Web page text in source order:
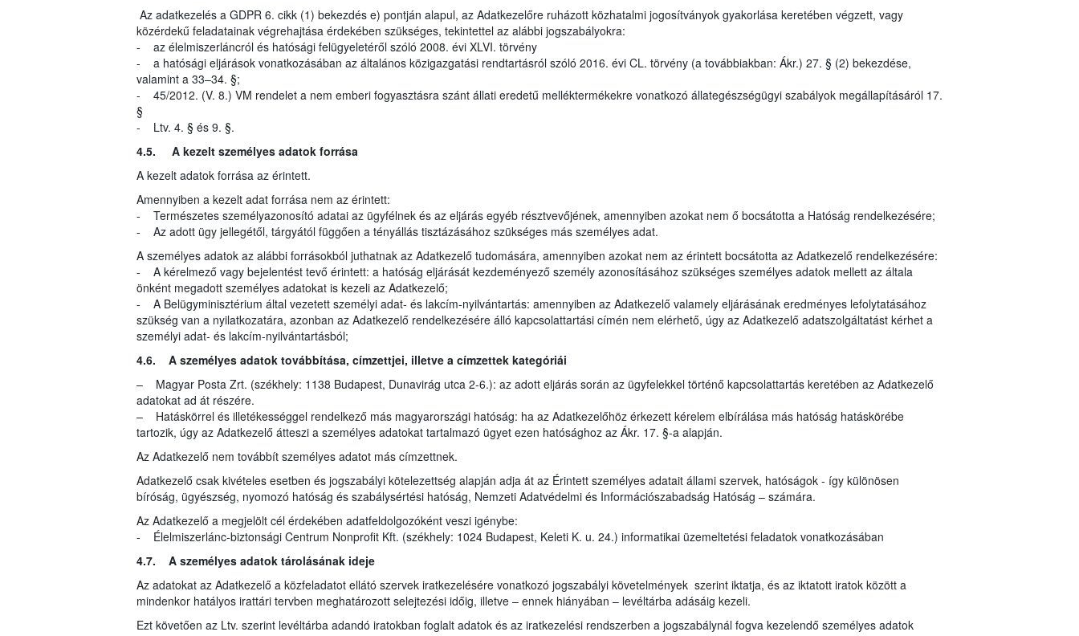
Az adatkezelés a GDPR 6. cikk (1) bekezdés e) pontján alapul, az Adatkezelőre ruházott közhatalmi jogosítványok gyakorlása keretében végzett, vagy
közérdekű feladatainak végrehajtása érdekében szükséges, tekintettel az alábbi jogszabályokra:
- az élelmiszerláncról és hatósági felügyeletéről szóló 2008. évi XLVI. törvény
- a hatósági eljárások vonatkozásában az általános közigazgatási rendtartásról szóló 2016. évi CL. törvény (a továbbiakban: Ákr.) 27. § (2) bekezdése,
valamint a 33–34. §;
- 45/2012. (V. 8.) VM rendelet a nem emberi fogyasztásra szánt állati eredetű melléktermékekre vonatkozó állategészségügyi szabályok megállapításáról 17.
§
- Ltv. 4. § és 9. §.
4.5. A kezelt személyes adatok forrása
A kezelt adatok forrása az érintett.
Amennyiben a kezelt adat forrása nem az érintett:
- Természetes személyazonosító adatai az ügyfélnek és az eljárás egyéb résztvevőjének, amennyiben azokat nem ő bocsátotta a Hatóság rendelkezésére;
- Az adott ügy jellegétől, tárgyától függően a tényállás tisztázásához szükséges más személyes adat.
A személyes adatok az alábbi forrásokból juthatnak az Adatkezelő tudomására, amennyiben azokat nem az érintett bocsátotta az Adatkezelő rendelkezésére:
- A kérelmező vagy bejelentést tevő érintett: a hatóság eljárását kezdeményező személy azonosításához szükséges személyes adatok mellett az általa
önként megadott személyes adatokat is kezeli az Adatkezelő;
- A Belügyminisztérium által vezetett személyi adat- és lakcím-nyilvántartás: amennyiben az Adatkezelő valamely eljárásának eredményes lefolytatásához
szükség van a nyilatkozatára, azonban az Adatkezelő rendelkezésére álló kapcsolattartási címén nem elérhető, úgy az Adatkezelő adatszolgáltatást kérhet a
személyi adat- és lakcím-nyilvántartásból;
4.6. A személyes adatok továbbítása, címzettjei, illetve a címzettek kategóriái
– Magyar Posta Zrt. (székhely: 1138 Budapest, Dunavirág utca 2-6.): az adott eljárás során az ügyfelekkel történő kapcsolattartás keretében az Adatkezelő
adatokat ad át részére.
– Hatáskörrel és illetékességgel rendelkező más magyarországi hatóság: ha az Adatkezelőhöz érkezett kérelem elbírálása más hatóság hatáskörébe
tartozik, úgy az Adatkezelő átteszi a személyes adatokat tartalmazó ügyet ezen hatósághoz az Ákr. 17. §-a alapján.
Az Adatkezelő nem továbbít személyes adatot más címzettnek.
Adatkezelő csak kivételes esetben és jogszabályi kötelezettség alapján adja át az Érintett személyes adatait állami szervek, hatóságok - így különösen
bíróság, ügyészség, nyomozó hatóság és szabálysértési hatóság, Nemzeti Adatvédelmi és Információszabadság Hatóság – számára.
Az Adatkezelő a megjelölt cél érdekében adatfeldolgozóként veszi igénybe:
- Élelmiszerlánc-biztonsági Centrum Nonprofit Kft. (székhely: 1024 Budapest, Keleti K. u. 24.) informatikai üzemeltetési feladatok vonatkozásában
4.7. A személyes adatok tárolásának ideje
Az adatokat az Adatkezelő a közfeladatot ellátó szervek iratkezelésére vonatkozó jogszabályi követelmények szerint iktatja, és az iktatott iratok között a
mindenkor hatályos irattári tervben meghatározott selejtezési időig, illetve – ennek hiányában – levéltárba adásáig kezeli.
Ezt követően az Ltv. szerint levéltárba adandó iratokban foglalt adatok és az iratkezelési rendszerben a jogszabálynál fogva kezelendő személyes adatok